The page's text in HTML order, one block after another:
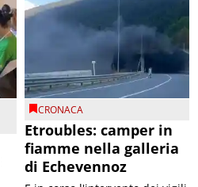
CRONACA
Etroubles: camper in
fiamme nella galleria
di Echevennoz